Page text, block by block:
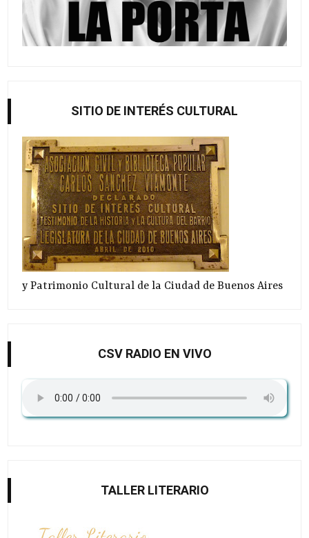
SITIO DE INTERÉS CULTURAL
y Patrimonio Cultural de la Ciudad de Buenos Aires
CSV RADIO EN VIVO
TALLER LITERARIO